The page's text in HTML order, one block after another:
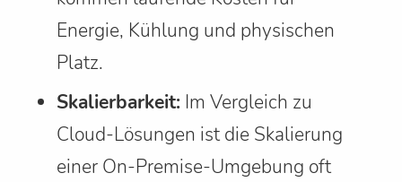
Energie, Kühlung und physischen
Platz.
Skalierbarkeit: Im Vergleich zu
Cloud-Lösungen ist die Skalierung
einer On-Premise-Umgebung oft